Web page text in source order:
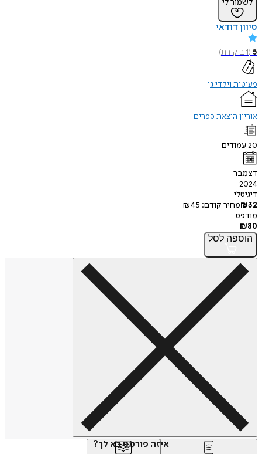
לשמור לי
סיוון דודאי
5
(
1ביקורת)
פעוטות וילדי גן
אוריון הוצאת ספרים
20עמודים
דצמבר
2024
דיגיטלי
₪32 מחיר קודם: ₪45
מודפס
₪80
הוספה לסל
איזה פורמט בא לך?